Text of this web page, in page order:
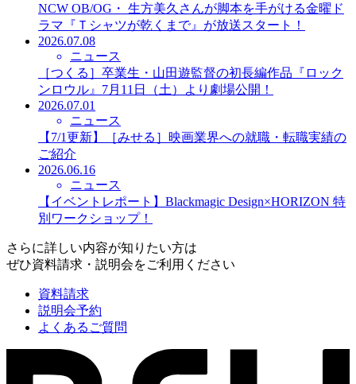
NCW OB/OG・ 生方美久さんが脚本を手がける金曜ド
ラマ『Ｔシャツが乾くまで』が放送スタート！
2026.07.08
ニュース
［つくる］卒業生・山田遊監督の初長編作品『ロック
ンロウル』7月11日（土）より劇場公開！
2026.07.01
ニュース
【7/1更新】［みせる］映画業界への就職・転職実績の
ご紹介
2026.06.16
ニュース
【イベントレポート】Blackmagic Design×HORIZON 特
別ワークショップ！
さらに詳しい内容が知りたい方は
ぜひ資料請求・説明会をご利用ください
資料請求
説明会予約
よくあるご質問